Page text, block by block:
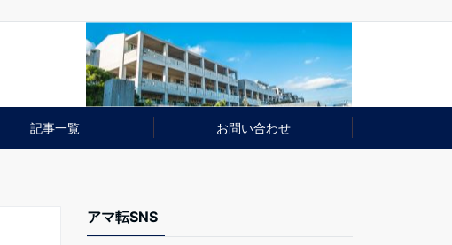
記事一覧 お問い合わせ
アマ転SNS